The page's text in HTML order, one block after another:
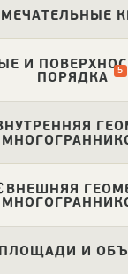
И
ПОРЯДКА 5
ВНЕШНЯЯ
ПЛОЩАДИ И